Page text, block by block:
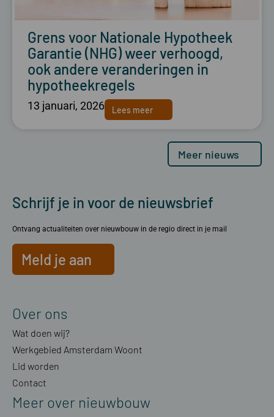
Grens voor Nationale Hypotheek
Garantie (NHG) weer verhoogd,
ook andere veranderingen in
hypotheekregels
13 januari, 2026 Lees meer
Meer nieuws
Schrijf je in voor de nieuwsbrief
Ontvang actualiteiten over nieuwbouw in de regio direct in je mail
Meld je aan
Over ons
Wat doen wij?
Werkgebied Amsterdam Woont
Lid worden
Contact
Meer over nieuwbouw